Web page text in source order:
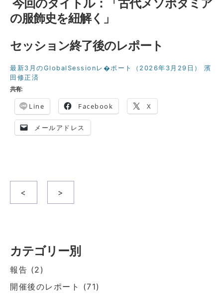
今回のタイトル：
「古代メソポタミア
の服飾史を紐解く」
セッション終了後のレポート
最新3月のGlobalSessionレ�ポート（2026年3月29日） 濱
田修正済
共有:
Line Facebook X
メールアドレス
稿
ョ
< >
カテゴリー別
報告 (2)
開催後のレポート
(71)